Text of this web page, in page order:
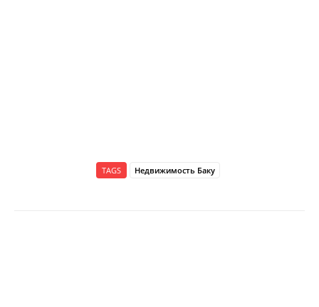
TAGS Недвижимость Баку